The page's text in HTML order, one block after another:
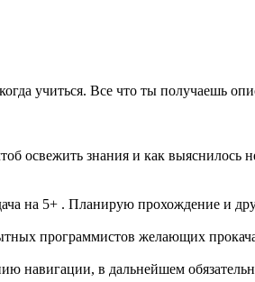
учиться. Все что ты получаешь
освежить знания и как выяснилось
на 5+ . Планирую прохождение и
программистов желающих
навигации, в дальнейшем